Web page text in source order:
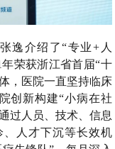
逸介绍了“专业+人
荣获浙江省首届“十
，医院一直坚持临床
创新构建“小病在社
过人员、技术、信息
人才下沉等长效机